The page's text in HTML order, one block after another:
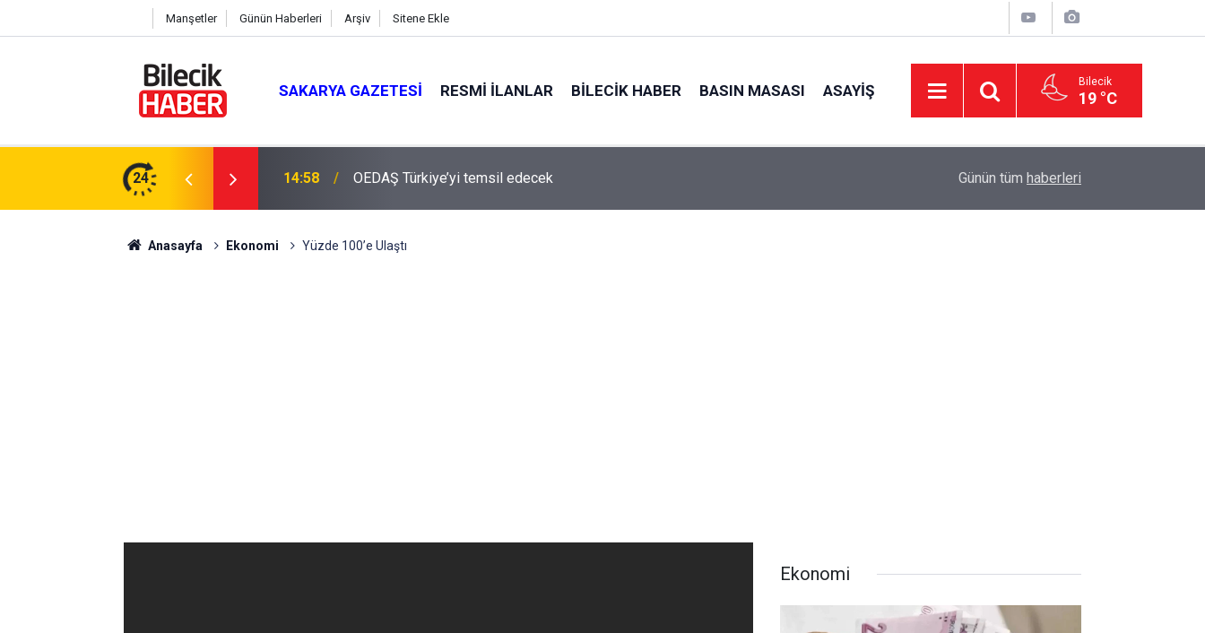
Manşetler Günün Haberleri Arşiv Sitene Ekle
SAKARYA GAZETESI RESMI İLANLAR BILECIK HABER BASIN MASASI ASAYIŞ Bilecik
19 °C
24 13:49 Vatandaşlara Dolandırıcılık Uyarısı Öğrencilere Trafik Eğitimi
Günün tüm haberleri
Anasayfa Ekonomi Yüzde 100’e Ulaştı
Ekonomi